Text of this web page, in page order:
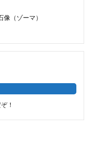
（ゾーマ）
！